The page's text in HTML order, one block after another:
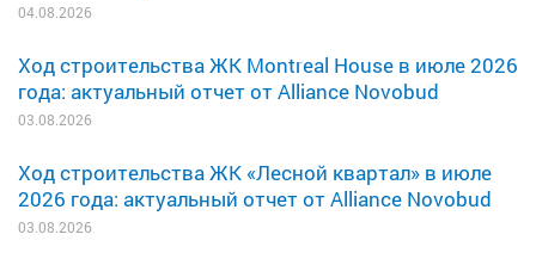
04.08.2026
Ход строительства ЖК Montreal House в июле 2026
года: актуальный отчет от Alliance Novobud
03.08.2026
Ход строительства ЖК «Лесной квартал» в июле
2026 года: актуальный отчет от Alliance Novobud
03.08.2026